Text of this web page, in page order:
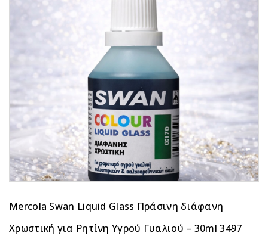
Mercola Swan Liquid Glass Πράσινη διάφανη
Χρωστική για Ρητίνη Υγρού Γυαλιού – 30ml 3497